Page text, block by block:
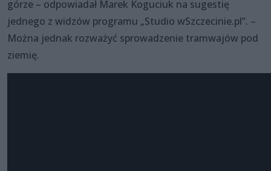
górze – odpowiadał Marek Koguciuk na sugestię
jednego z widzów programu „Studio wSzczecinie.pl”. –
Można jednak rozważyć sprowadzenie tramwajów pod
ziemię.